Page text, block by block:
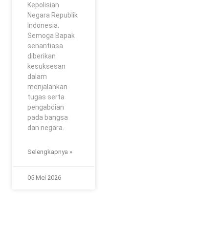
Kepolisian
Negara Republik
Indonesia.
Semoga Bapak
senantiasa
diberikan
kesuksesan
dalam
menjalankan
tugas serta
pengabdian
pada bangsa
dan negara.
Selengkapnya »
05 Mei 2026